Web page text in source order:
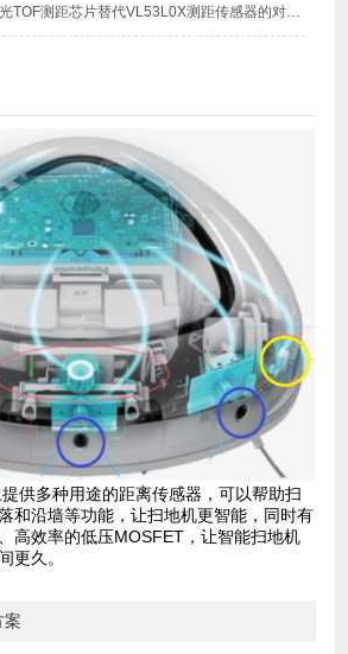
GP2AP02VT00F激光TOF测距芯片替代VL53L0X测距传感器的对比区别
供多种用途的距离传感器，可以帮助扫
和沿墙等功能，让扫地机更智能，同时有
高效率的低压MOSFET，让智能扫地机
更久。
案